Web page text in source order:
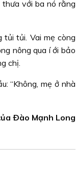
với ba nó rằng
tủi. Vai mẹ còng
nông qua í ới bảo
chị.
“Không, mẹ ở nhà
Ðào Mạnh Long